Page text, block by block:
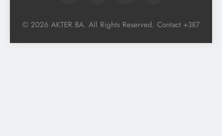
© 2026 AKTER.BA. All Rights Reserved. Contact +387